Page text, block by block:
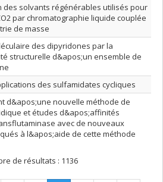
des solvants régénérables utilisés pour
par chromatographie liquide couplée
de masse
des dipyridones par la
structurelle d&apos;un ensemble de
des sulfamidates cycliques
d&apos;une nouvelle méthode de
et études d&apos;affinités
avec de nouveaux
à l&apos;aide de cette méthode
de résultats : 1136